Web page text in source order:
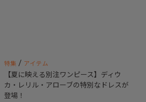
特集 / アイテム
【夏に映える別注ワンピース】ディウ
カ・レリル・アローブの特別なドレスが
登場！